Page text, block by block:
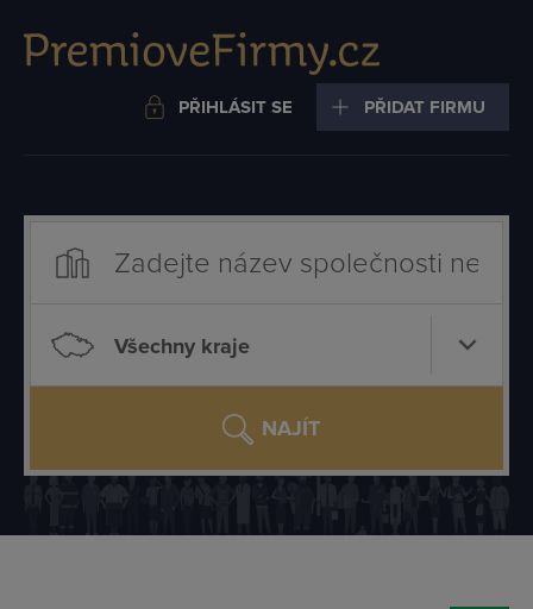
PŘIHLÁSIT SE PŘIDAT FIRMU
Všechny kraje
NAJÍT